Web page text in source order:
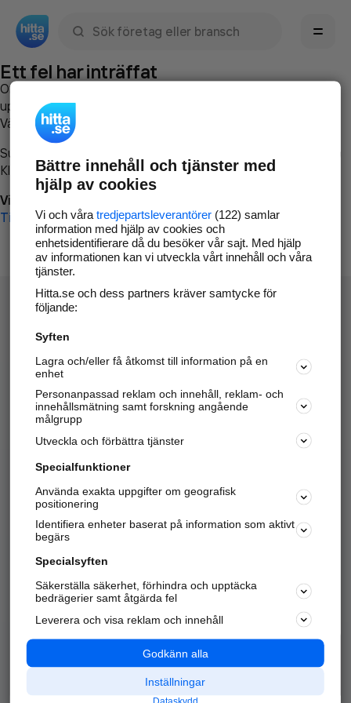
Ett fel har inträffat
Om du vill kan du
uppstod så att vi lättare och snabbare kan avhjälpa det.
Vänligen försök med följande:
Surfa till
Klicka påTillbaka-knappen i webbläsaren och försök igen
Vi beklagar besväret!
Till startsidan
Hitta.se - Gratis nummerupplysning.
Sök företag, personer och platser.
Hitta telefonnummer, adresser, företagsinfo mm.
Marknadsför företaget
Kom igång och annonsera mot
samarbetspartners nära dig.
Alla kategorier
Populära sökningar
API & Kartor
Annonsera
Integritet
Nödnummer
Bättre innehåll och tjänster med
hjälp av cookies
Vi och våra tredjepartsleverantörer(122) samlar
information med hjälp av cookies och
enhetsidentifierare då du besöker vår sajt. Med hjälp
av informationen kan vi utveckla vårt innehåll och våra
tjänster.
Hitta.se och dess partners kräver samtycke för
följande:
Syften
Lagra och/eller få åtkomst till information på en
enhet
Personanpassad reklam och innehåll, reklam- och
innehållsmätning samt forskning angående
målgrupp
Utveckla och förbättra tjänster
Specialfunktioner
Använda exakta uppgifter om geografisk
positionering
Identifiera enheter baserat på information som aktivt
begärs
Specialsyften
Säkerställa säkerhet, förhindra och upptäcka
bedrägerier samt åtgärda fel
Leverera och visa reklam och innehåll
Godkänn alla
Inställningar
Dataskydd